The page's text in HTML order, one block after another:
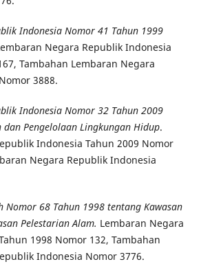
Indonesia Nomor 41 Tahun 1999
Negara Republik Indonesia
Tambahan Lembaran Negara
3888.
Indonesia Nomor 32 Tahun 2009
Pengelolaan Lingkungan Hidup.
Indonesia Tahun 2009 Nomor
Negara Republik Indonesia
Nomor 68 Tahun 1998 tentang Kawasan
Pelestarian Alam. Lembaran Negara
1998 Nomor 132, Tambahan
Indonesia Nomor 3776.